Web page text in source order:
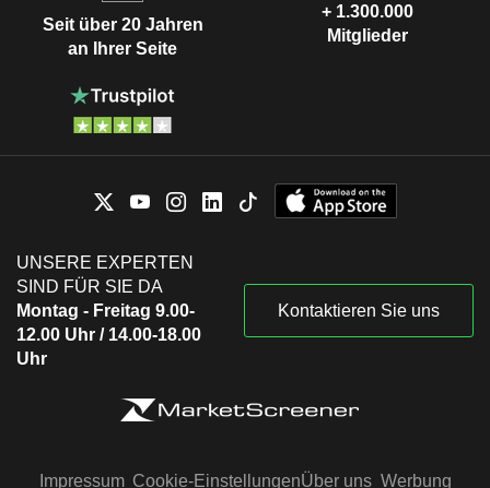
Seit über 20 Jahren
an Ihrer Seite
+ 1.300.000
Mitglieder
UNSERE EXPERTEN
SIND FÜR SIE DA
Montag - Freitag 9.00-
12.00 Uhr / 14.00-18.00
Uhr
Kontaktieren Sie uns
Impressum Cookie-EinstellungenÜber uns Werbung